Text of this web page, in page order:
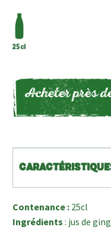
Acheter près
Contenance : 25cl
Ingrédients : jus de